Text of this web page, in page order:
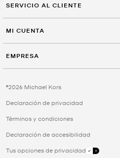
SERVICIO AL CLIENTE
MI CUENTA
EMPRESA
©2026 Michael Kors
Declaración de privacidad
Términos y condiciones
Declaración de accesibilidad
Tus opciones de privacidad